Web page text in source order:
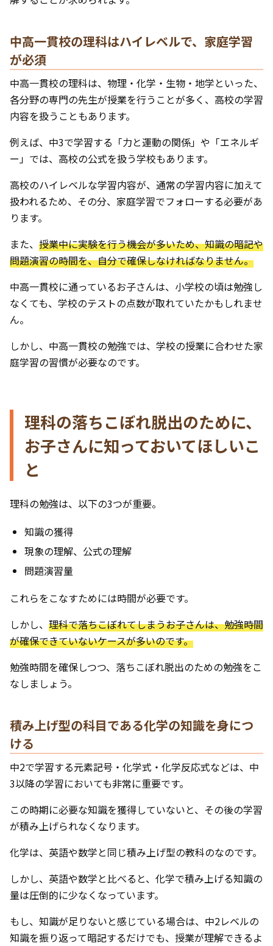
中高一貫校の理科はハイレベルで、家庭学習
が必須
中高一貫校の理科は、物理・化学・生物・地学といった、
各分野の専門の先生が授業を行うことが多く、高校の学習
内容を扱うこともあります。
例えば、中3で学習する「力と運動の関係」や「エネルギ
ー」では、高校の公式を扱う学校もあります。
高校のハイレベルな学習内容が、通常の学習内容に加えて
扱われるため、その分、家庭学習でフォローする必要があ
ります。
また、 授業中に実験を行う機会が多いため、知識の暗記や
問題演習の時間を、自分で確保しなければなりません。
中高一貫校に通っているお子さんは、小学校の頃は勉強し
なくても、学校のテストの点数が取れていたかもしれませ
ん。
しかし、中高一貫校の勉強では、学校の授業に合わせた家
庭学習の習慣が必要なのです。
理科の落ちこぼれ脱出のために、
お子さんに知っておいてほしいこ
と
理科の勉強は、以下の3つが重要。
知識の獲得
現象の理解、公式の理解
問題演習量
これらをこなすためには時間が必要です。
しかし、 理科で落ちこぼれてしまうお子さんは、勉強時間
が確保できていないケースが多いのです。
勉強時間を確保しつつ、落ちこぼれ脱出のための勉強をこ
なしましょう。
積み上げ型の科目である化学の知識を身につ
ける
中2で学習する元素記号・化学式・化学反応式などは、中
3以降の学習においても非常に重要です。
この時期に必要な知識を獲得していないと、その後の学習
が積み上げられなくなります。
化学は、英語や数学と同じ積み上げ型の教科のなのです。
しかし、英語や数学と比べると、化学で積み上げる知識の
量は圧倒的に少なくなっています。
もし、知識が足りないと感じている場合は、中2レベルの
知識を振り返って暗記するだけでも、授業が理解できるよ